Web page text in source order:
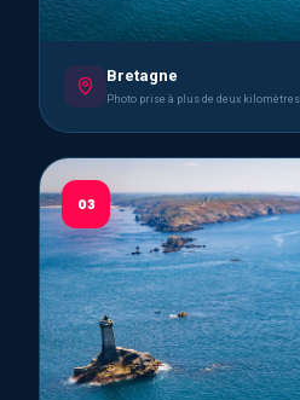
Bretagne
Photo prise à plus de deux
03